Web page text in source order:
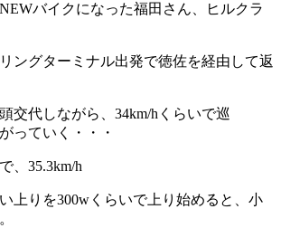
バイクになった福田さん、ヒルクラ
ングターミナル出発で徳佐を経由して返
交代しながら、34km/hくらいで巡
っていく・・・
、35.3km/h
上りを300wくらいで上り始めると、小